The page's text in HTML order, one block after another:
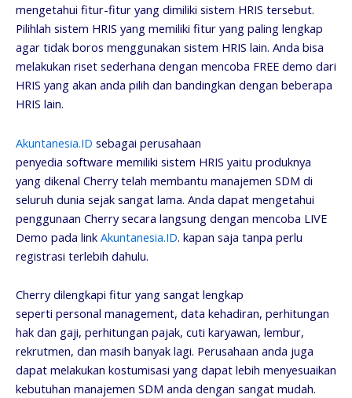
mengetahui fitur-fitur yang dimiliki sistem HRIS tersebut.
Pilihlah sistem HRIS yang memiliki fitur yang paling lengkap
agar tidak boros menggunakan sistem HRIS lain. Anda bisa
melakukan riset sederhana dengan mencoba FREE demo dari
HRIS yang akan anda pilih dan bandingkan dengan beberapa
HRIS lain.
Akuntanesia.ID sebagai perusahaan
penyedia software memiliki sistem HRIS yaitu produknya
yang dikenal Cherry telah membantu manajemen SDM di
seluruh dunia sejak sangat lama. Anda dapat mengetahui
penggunaan Cherry secara langsung dengan mencoba LIVE
Demo pada link Akuntanesia.ID. kapan saja tanpa perlu
registrasi terlebih dahulu.
Cherry dilengkapi fitur yang sangat lengkap
seperti personal management, data kehadiran, perhitungan
hak dan gaji, perhitungan pajak, cuti karyawan, lembur,
rekrutmen, dan masih banyak lagi. Perusahaan anda juga
dapat melakukan kostumisasi yang dapat lebih menyesuaikan
kebutuhan manajemen SDM anda dengan sangat mudah.